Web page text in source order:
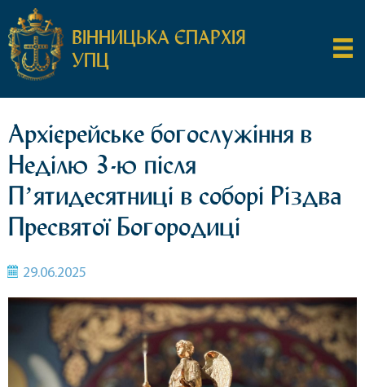
ВІННИЦЬКА ЄПАРХІЯ
УПЦ
Архієрейське богослужіння в
Неділю 3-ю після
Пʼятидесятниці в соборі Різдва
Пресвятої Богородиці
29.06.2025